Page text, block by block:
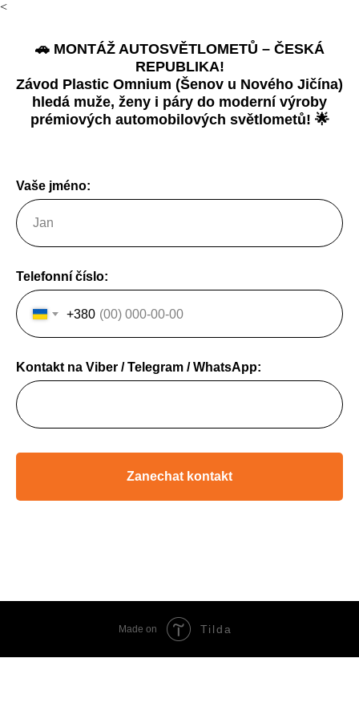
<
🚗 MONTÁŽ AUTOSVĚTLOMETŮ – ČESKÁ
REPUBLIKA!
Závod Plastic Omnium (Šenov u Nového Jičína)
hledá muže, ženy i páry do moderní výroby
prémiových automobilových světlometů! 🌟
Vaše jméno:
Telefonní číslo:
+380
Kontakt na Viber / Telegram / WhatsApp:
Zanechat kontakt
Made on Tilda